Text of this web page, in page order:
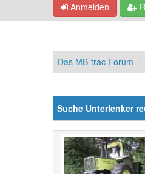
Anmelden
Das MB-trac Forum
Suche Unterlenker